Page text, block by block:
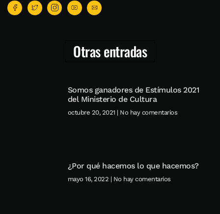
Otras entradas
Somos ganadores de Estímulos 2021
del Ministerio de Cultura
octubre 20, 2021 No hay comentarios
¿Por qué hacemos lo que hacemos?
mayo 16, 2022 No hay comentarios